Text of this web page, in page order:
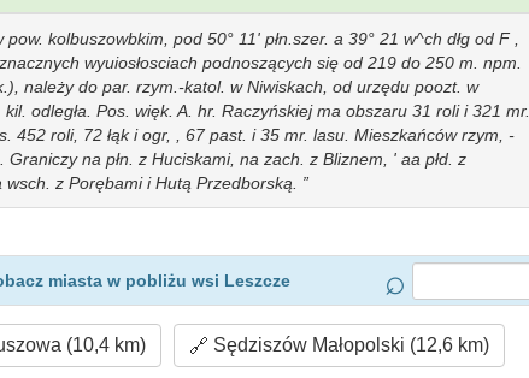
pow. kolbuszowbkim, pod 50° 11' płn.szer. a 39° 21 w^ch dłg od F ,
wyuiosłosciach podnoszących się od 219 do 250 m. npm.
należy do par. rzym.-katol. w Niwiskach, od urzędu poozt. w
odległa. Pos. więk. A. hr. Raczyńskiej ma obszaru 31 roli i 321 mr.
452 roli, 72 łąk i ogr, , 67 past. i 35 mr. lasu. Mieszkańców rzym, -
Graniczy na płn. z Huciskami, na zach. z Bliznem, ' aa płd. z
wsch. z Porębami i Hutą Przedborską.
miasta w pobliżu wsi Leszcze
(10,4 km) Sędziszów Małopolski (12,6 km)